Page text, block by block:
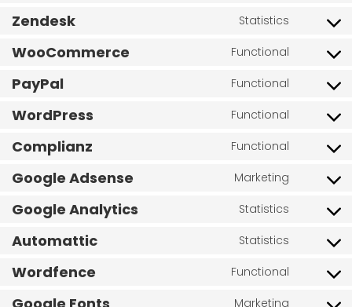
Zendesk Statistics
WooCommerce Functional
PayPal Functional
WordPress Functional
Complianz Functional
Google Adsense Marketing
Google Analytics Statistics
Automattic Statistics
Wordfence Functional
Marketing